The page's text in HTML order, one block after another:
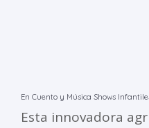
En Cuento y Música Shows
Esta innovadora